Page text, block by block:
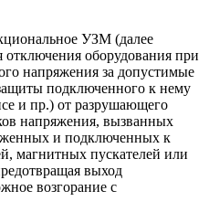
УЗМ (далее
отключения оборудования при
напряжения за допустимые
подключенного к нему
и пр.) от разрушающего
напряжения, вызванных
и подключенных к
магнитных пускателей или
выход
возгорание с